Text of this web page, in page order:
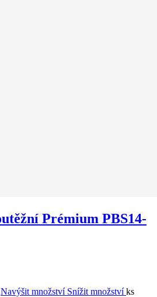
Prémium PBS14-
Navýšit množství Snížit množstvíks